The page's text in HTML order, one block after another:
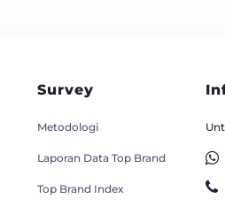
Survey
Metodologi
Laporan Data Top Brand
Top Brand Index